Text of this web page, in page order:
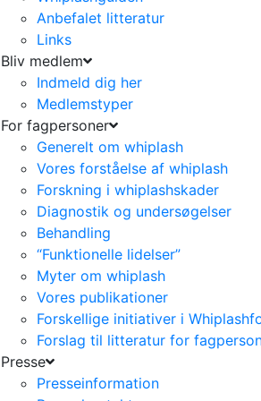
Anbefalet litteratur
Links
Bliv medlem
Indmeld dig her
Medlemstyper
For fagpersoner
Generelt om whiplash
Vores forståelse af whiplash
Forskning i whiplashskader
Diagnostik og undersøgelser
Behandling
“Funktionelle lidelser”
Myter om whiplash
Vores publikationer
Forskellige initiativer i
Forslag til litteratur for
Presse
Presseinformation